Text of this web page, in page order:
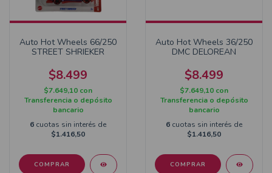
Auto Hot Wheels 66/250
STREET SHRIEKER
$8.499
$7.649,10 con
Transferencia o depósito
bancario
6 cuotas sin interés de
$1.416,50
Auto Hot Wheels 36/250
DMC DELOREAN
$8.499
$7.649,10 con
Transferencia o depósito
bancario
6 cuotas sin interés de
$1.416,50